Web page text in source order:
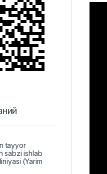
tayyor
sabzi ishlab
(Yarim